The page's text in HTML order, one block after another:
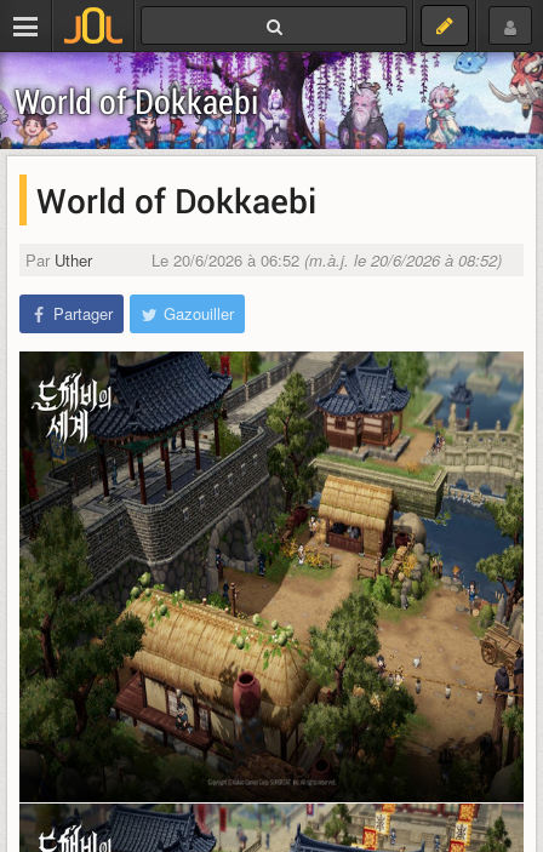
World of Dokkaebi
World of Dokkaebi
Par Uther Le 20/6/2026 à 06:52 (m.à.j. le 20/6/2026 à 08:52)
Partager Gazouiller